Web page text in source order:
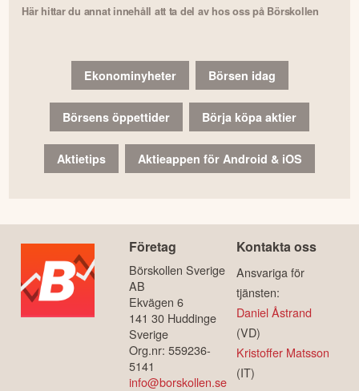
Här hittar du annat innehåll att ta del av hos oss på Börskollen
Ekonominyheter Börsen idag
Börsens öppettider Börja köpa aktier
Aktietips Aktieappen för Android & iOS
Företag
Börskollen Sverige
AB
Ekvägen 6
141 30 Huddinge
Sverige
Org.nr: 559236-
5141
info@borskollen.se
Kontakta oss
Ansvariga för
tjänsten:
Daniel Åstrand
(VD)
Kristoffer Matsson
(IT)